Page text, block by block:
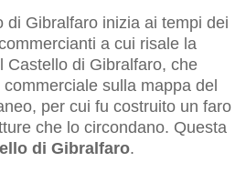
di Gibralfaro inizia ai tempi dei
a cui risale la
Castello di Gibralfaro, che
sulla mappa del
per cui fu costruito un faro
che lo circondano. Questa
di Gibralfaro.